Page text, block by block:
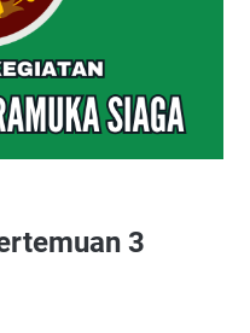
3